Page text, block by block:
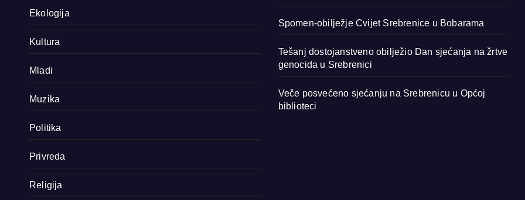
Ekologija
Kultura
Mladi
Muzika
Politika
Privreda
Religija
Spomen-obilježje Cvijet Srebrenice u Bobarama
Tešanj dostojanstveno obilježio Dan sjećanja na žrtve
genocida u Srebrenici
Veče posvećeno sjećanju na Srebrenicu u Općoj
biblioteci